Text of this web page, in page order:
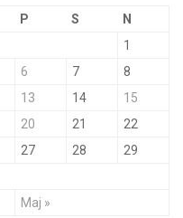
P S N
Maj »
1
6 7
8
13 14
15
20 21
22
27 28
29